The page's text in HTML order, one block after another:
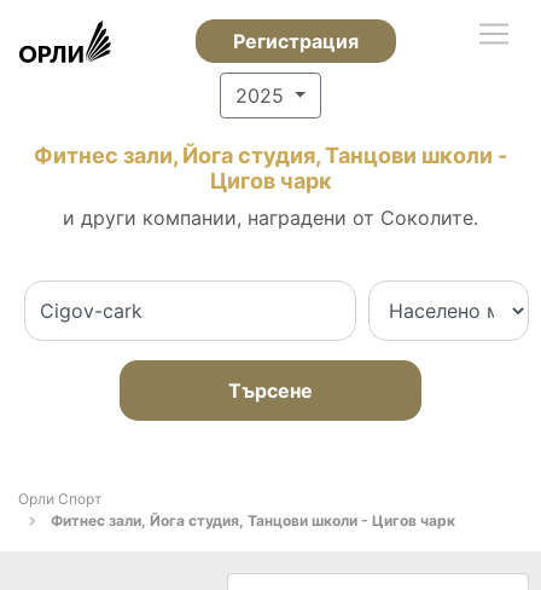
Регистрация
2025
Фитнес зали, Йога студия, Танцови школи -
Цигов чарк
и други компании, наградени от Соколите.
Търсене
Орли Спорт
Фитнес зали, Йога студия, Танцови школи - Цигов чарк